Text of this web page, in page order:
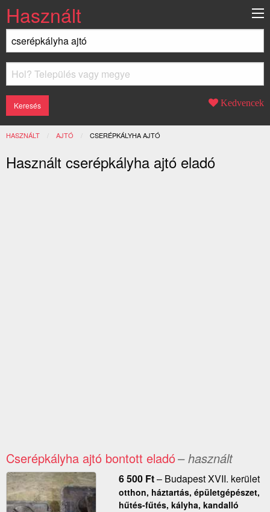
Használt
Kedvencek
HASZNÁLT AJTÓ JELENLEGI:
CSERÉPKÁLYHA AJTÓ
Használt cserépkályha ajtó eladó
Cserépkályha ajtó bontott eladó– használt
6 500 Ft– Budapest XVII. kerület
otthon, háztartás, épületgépészet,
hűtés-fűtés, kályha, kandalló